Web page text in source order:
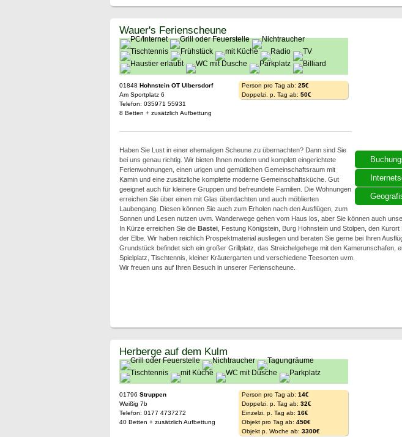
Wauer's Ferienscheune
01848 Hohnstein OT Ulbersdorf
Am Sportplatz 6
Telefon: 035971 55931
8 Betten + zusätzlich Aufbettung
Person pro Tag ab: 25€
Doppelzi. p. Tag ab: 50€
Haben Sie Lust in einer ehemaligen Scheune zu übernachten? Dann sind Sie
bei uns genau richtig. Wir bieten Ihnen modern und komplett eingerichtete
Ferienwohnungen, einen urigen und gemütlichen Gemeinschaftsraum mit
Kamin und eine zusätzliche komplette moderne Gemeinschaftsküche. Gut
geeignet auch für kleinere Gruppen und befreundete Familien. Die Wohnungen
erreichen Sie über einen mit Glas überdachten und auch möblierten
Laubengang. Diesen können Sie auch zum Erholen nach den Ausflügen, zum
Sonnen und Lesen nutzen uvm. Wanderwege gehen vom Haus los, aber Sie können auch
In Kürze erreichen Sie die Bastei, Festung Königstein, Burg Hohnstein und Stolpen, den
der Elbe. Wir haben reichlich Prospektmaterial ausliegen und beraten Sie gerne bei Ihren
Grundstück befindet sich ein großer Grillplatz, das Streichelgehege mit den Kamerunschafen,
Spielplatz, Tischtennis, kleiner Kräutergarten und verschiedene Teesorten uvm.
Wir freuen uns auf Ihren Besuch in unserer Ferienscheune.
Herberge auf dem Kulm
01796 Struppen
Weißig 7b
Telefon: 0177 4737272
40 Betten + zusätzlich Aufbettung
Person pro Tag ab: 14€
Doppelzi. p. Tag ab: 32€
Einzelzi. p. Tag ab: 16€
Objekt pro Tag ab: 450€
Objekt p. Woche ab: 3300€